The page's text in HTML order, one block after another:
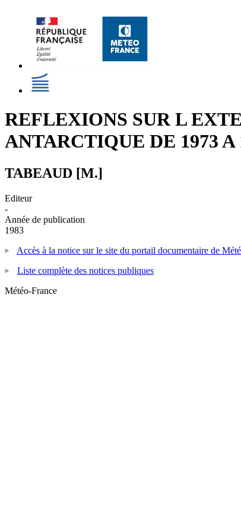
REFLEXIONS SUR L
ANTARCTIQUE DE 1973 A
TABEAUD [M.]
Editeur
-
Année de publication
1983
Accès à la notice sur le site du portail documentaire de
Liste complète des notices publiques
Météo-France